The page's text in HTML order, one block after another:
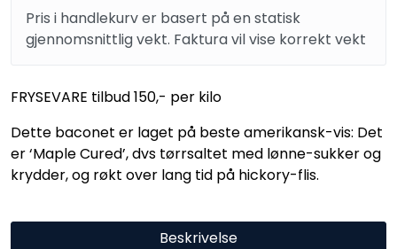
Pris i handlekurv er basert på en statisk
gjennomsnittlig vekt. Faktura vil vise korrekt vekt
FRYSEVARE tilbud 150,- per kilo
Dette baconet er laget på beste amerikansk-vis: Det
er ‘Maple Cured’, dvs tørrsaltet med lønne-sukker og
krydder, og røkt over lang tid på hickory-flis.
Beskrivelse